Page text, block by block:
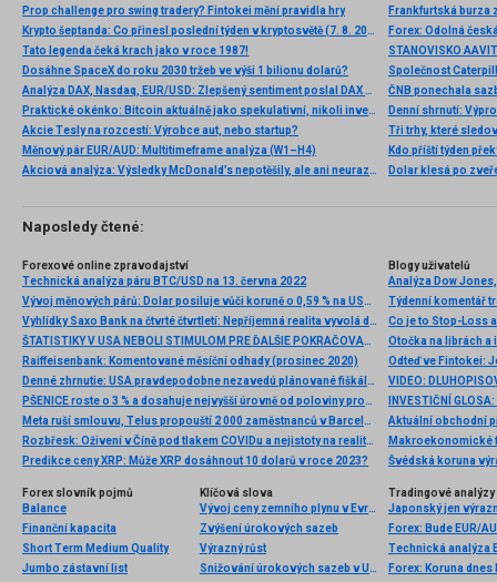
Prop challenge pro swing tradery? Fintokei mění pravidla hry
Krypto šeptanda: Co přinesl poslední týden v kryptosvětě (7. 8. 2026)
Tato legenda čeká krach jako v roce 1987!
Dosáhne SpaceX do roku 2030 tržeb ve výši 1 bilionu dolarů?
Analýza DAX, Nasdaq, EUR/USD: Zlepšený sentiment poslal DAX na nová maxima
Praktické okénko: Bitcoin aktuálně jako spekulativní, nikoli investiční aktivum
Akcie Tesly na rozcestí: Výrobce aut, nebo startup?
Měnový pár EUR/AUD: Multitimeframe analýza (W1–H4)
Akciová analýza: Výsledky McDonald’s nepotěšily, ale ani neurazily. Jakou vizi společnost prezentovala?
Frankfurtská burza
Denní shrnutí:
Tři trhy, které
Kdo příští týden
Dolar klesá po
Naposledy čtené:
Forexové online zpravodajství
Technická analýza páru BTC/USD na 13. června 2022
Vývoj měnových párů: Dolar posiluje vůči koruně o 0,59 % na USD/CZK 21,50
Vyhlídky Saxo Bank na čtvrté čtvrtletí: Nepříjemná realita vyvolá další cyklus uvolnění
ŠTATISTIKY V USA NEBOLI STIMULOM PRE ĎALŠIE POKRAČOVANIE ZISKOV
Raiffeisenbank: Komentované měsíční odhady (prosinec 2020)
Denné zhrnutie: USA pravdepodobne nezavedú plánované fiškálne stimuly v auguste
PŠENICE roste o 3 % a dosahuje nejvyšší úrovně od poloviny prosince, zatímco USDIDX maže počáteční zisky 📈
Meta ruší smlouvu, Telus propouští 2 000 zaměstnanců v Barceloně
Rozbřesk: Oživení v Číně pod tlakem COVIDu a nejistoty na realitním trhu
Predikce ceny XRP: Může XRP dosáhnout 10 dolarů v roce 2023?
Blogy uživatelů
Co je to Stop-Loss
Otočka na librách a
Aktuální obchodní
Makroekonomické
Švédská koruna
Forex slovník pojmů
Balance
Finanční kapacita
Short Term Medium Quality
Jumbo zástavní list
Klíčová slova
Vývoj ceny zemního plynu v Evropě
Zvýšení úrokových sazeb
Výrazný růst
Snižování úrokových sazeb v USA
Tradingové analýzy
Japonský jen
Forex: Bude EUR/
Technická analýza
Forex: Koruna